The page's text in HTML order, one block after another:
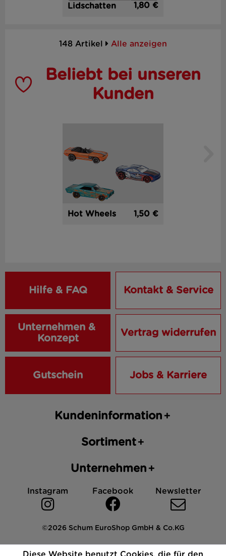
Lidschatten 1,80 €
148 Artikel Alle anzeigen
Beliebt bei unseren
Kunden
Hot Wheels 1,50 €
Hilfe & FAQ Kontakt & Service
Unternehmen &
Konzept
Vertrag widerrufen
Gutschein Jobs & Karriere
Kundeninformation
Sortiment
Unternehmen
Instagram Facebook Newsletter
©2026 Schum EuroShop GmbH & Co.KG
Impressum Datenschutz AGB Cookies